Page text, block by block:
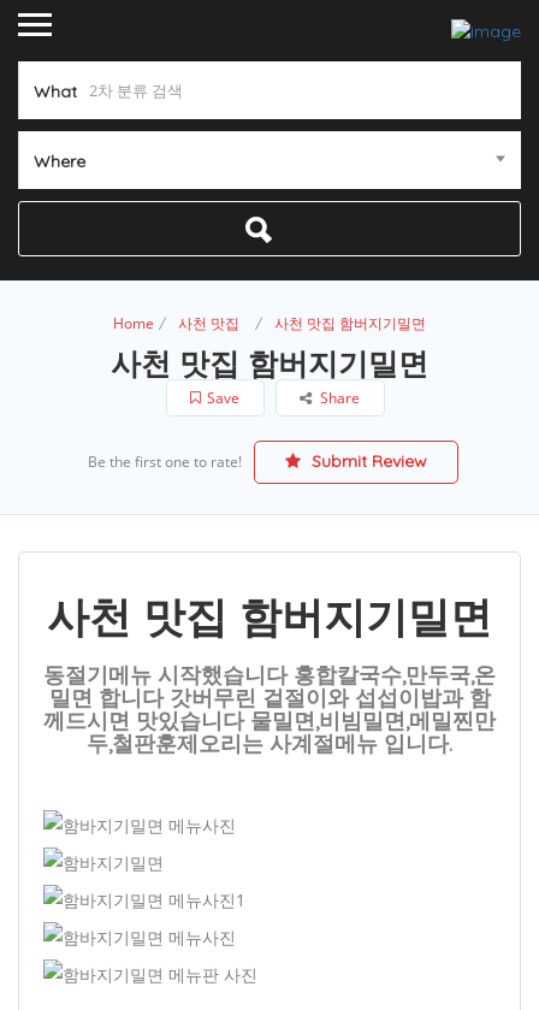
What
Where
Home 사천 맛집 사천 맛집 함버지기밀면
사천 맛집 함버지기밀면
Save Share
Be the first one to rate! Submit Review
사천 맛집 함버지기밀면
동절기메뉴 시작했습니다 홍합칼국수,만두국,온
밀면 합니다 갓버무린 겉절이와 섭섭이밥과 함
께드시면 맛있습니다 물밀면,비빔밀면,메밀찐만
두,철판훈제오리는 사계절메뉴 입니다.